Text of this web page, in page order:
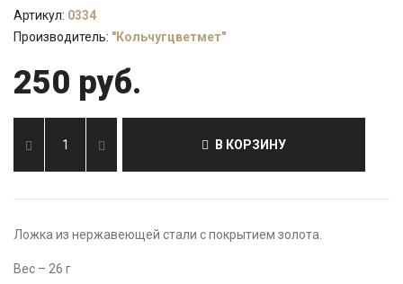
Артикул: 0334
Производитель: "Кольчугцветмет"
250 руб.
В КОРЗИНУ
Ложка из нержавеющей стали с покрытием золота.
Вес – 26 г